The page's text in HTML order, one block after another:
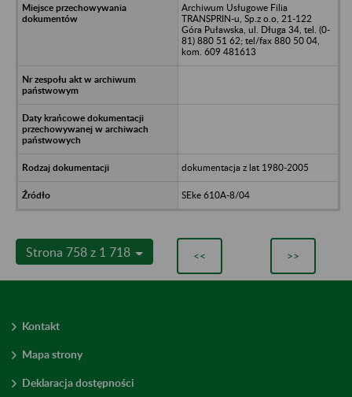
Archiwum Usługowe Filia
TRANSPRIN-u, Sp.z o.o, 21-122
Góra Puławska, ul. Długa 34, tel. (0-
81) 880 51 62; tel/fax 880 50 04,
kom. 609 481613
dokumentacja z lat 1980-2005
SEke 610A-8/04
Strona 758 z 1 718 << >>
Kontakt
Mapa strony
Deklaracja dostępności